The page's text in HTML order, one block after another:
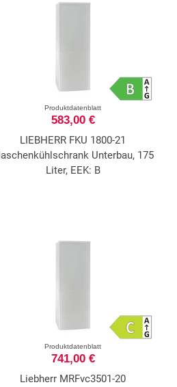
Produktdatenblatt
583,00 €
LIEBHERR FKU 1800-21
Unterbau, 175
Liter, EEK: B
Produktdatenblatt
741,00 €
Liebherr MRFvc3501-20